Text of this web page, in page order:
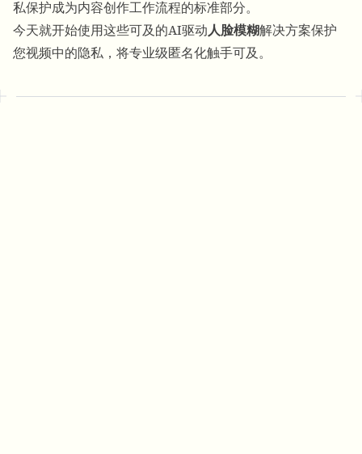
私保护成为内容创作工作流程的标准部分。
今天就开始使用这些可及的AI驱动人脸模糊解决方案保护
您视频中的隐私，将专业级匿名化触手可及。